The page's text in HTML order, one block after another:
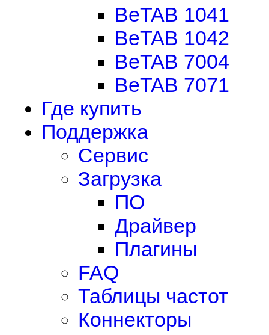
BeTAB 1041
BeTAB 1042
BeTAB 7004
BeTAB 7071
Где купить
Поддержка
Сервис
Загрузка
ПО
Драйвер
Плагины
FAQ
Таблицы частот
Коннекторы